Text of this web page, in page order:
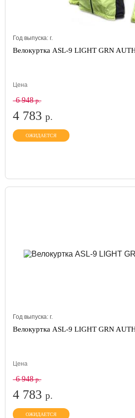
Год выпуска: г.
Велокуртка ASL-9 LIGHT GRN
Цена
6 948р.
4 783 р.
ОЖИДАЕТСЯ
Год выпуска: г.
Велокуртка ASL-9 LIGHT GRN
Цена
6 948р.
4 783 р.
ОЖИДАЕТСЯ